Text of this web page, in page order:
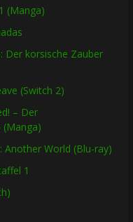
(Manga)
Der korsische Zauber
(Switch 2)
– Der
(Manga)
Another World (Blu-ray)
1